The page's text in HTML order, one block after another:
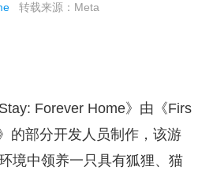
转载来源：Meta
Forever Home》由《Firs
的部分开发人员制作，该游
境中领养一只具有狐狸、猫